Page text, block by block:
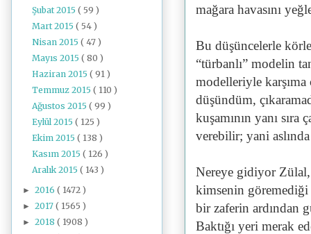
mağara havasını
Bu düşüncelerle
“türbanlı” modelin
modelleriyle
düşündüm,
kuşamının yanı sıra
verebilir; yani
Nereye gidiyor Zülal,
kimsenin göremediği
bir zaferin ardından
Baktığı yeri merak
Şubat 2015( 59 )
Mart 2015( 54 )
Nisan 2015( 47 )
Mayıs 2015( 80 )
Haziran 2015( 91 )
Temmuz 2015( 110 )
Ağustos 2015( 99 )
Eylül 2015( 125 )
Ekim 2015( 138 )
Kasım 2015( 126 )
Aralık 2015( 143 )
► 2016 ( 1472 )
► 2017 ( 1565 )
► 2018 ( 1908 )